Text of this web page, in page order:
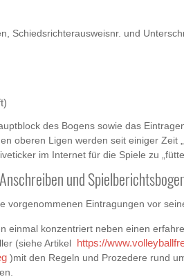
Schiedsrichterausweisnr. und
des Bogens sowie das
oberen Ligen werden seit einiger
im Internet für die Spiele zu
und
vorgenommenen Eintragungen vor
einmal konzentriert neben einen
(siehe Artikel
https://
)mit den Regeln und Prozedere rund